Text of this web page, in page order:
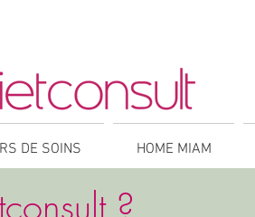
DE SOINS HOME MIAM
?